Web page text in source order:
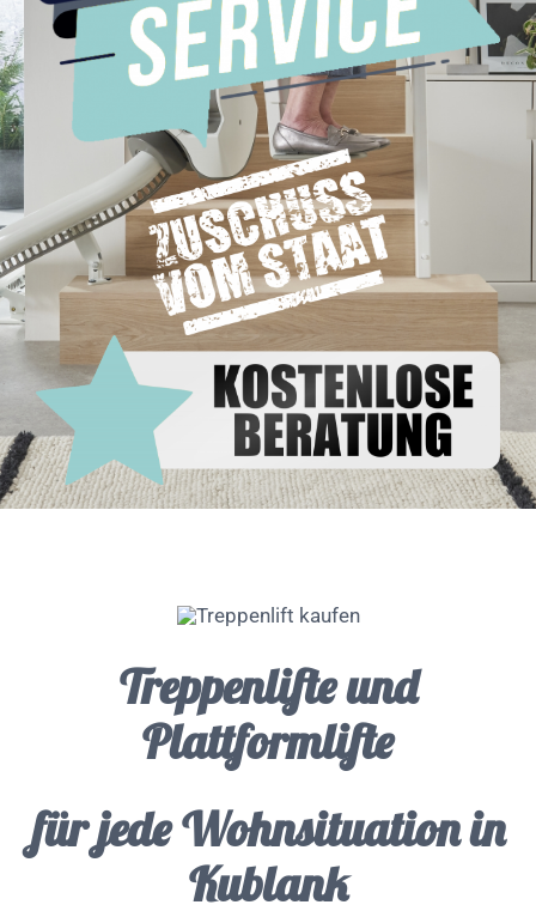
Treppenlifte und
Plattformlifte
für jede Wohnsituation in
Kublank